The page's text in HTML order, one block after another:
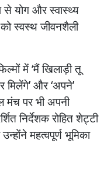
सेयोगऔरस्वास्थ्य
कोस्वस्थजीवनशैली
में‘मैंखिलाड़ीतू
मिलेंगे’और‘अपने’
मंचपरभीअपनी
निर्देशकरोहितशेट्टी
उन्होंनेमहत्वपूर्णभूमिका